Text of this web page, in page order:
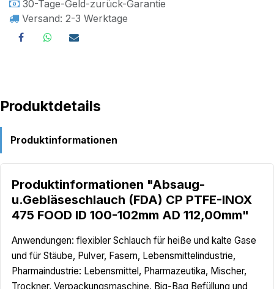
30-Tage-Geld-zurück-Garantie
Versand: 2-3 Werktage
Produktdetails
Produktinformationen
Produktinformationen "Absaug-
u.Gebläseschlauch (FDA) CP PTFE-INOX
475 FOOD ID 100-102mm AD 112,00mm"
Anwendungen: flexibler Schlauch für heiße und kalte Gase
und für Stäube, Pulver, Fasern, Lebensmittelindustrie,
Pharmaindustrie: Lebensmittel, Pharmazeutika, Mischer,
Trockner, Verpackungsmaschine, Big-Bag Befüllung und